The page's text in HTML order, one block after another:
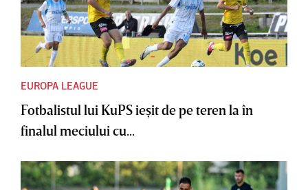
EUROPA LEAGUE
Fotbalistul lui KuPS ieşit de pe teren la în
finalul meciului cu...